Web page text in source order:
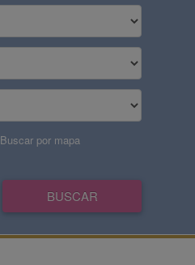
Buscar por mapa